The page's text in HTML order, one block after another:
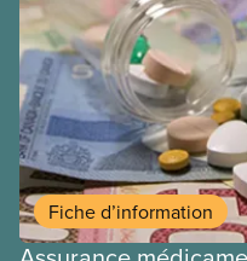
Fiche d’information